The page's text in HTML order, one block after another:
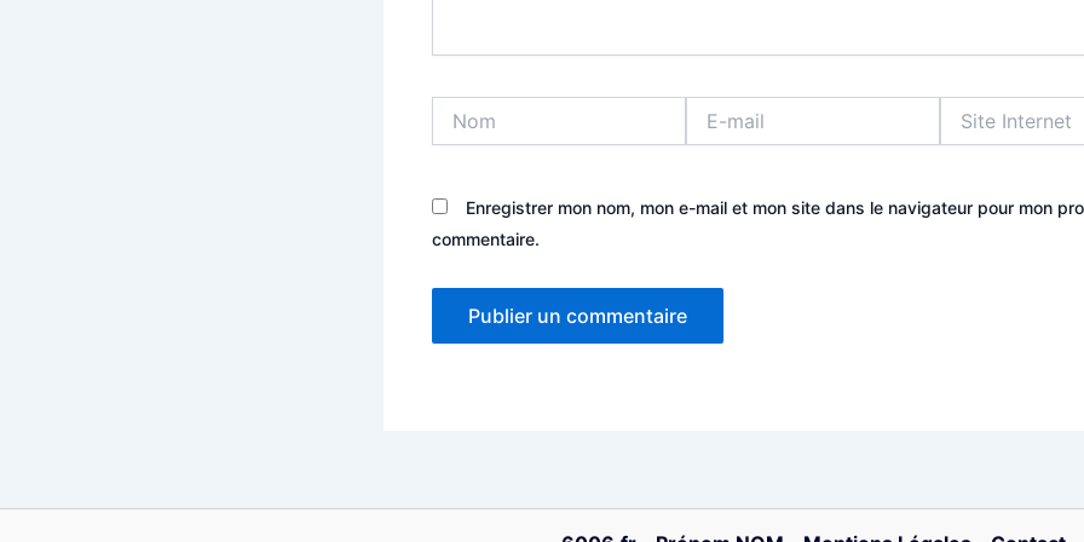
mail
Internet
Enregistrer mon nom, mon e-mail et mon site dans le navigateur pour mon
commentaire.